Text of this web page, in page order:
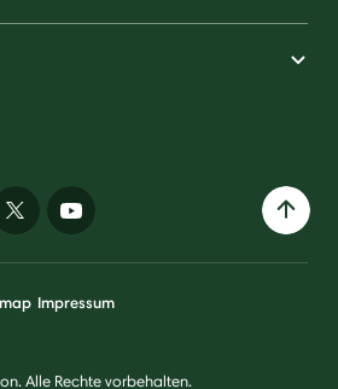
Impressum
Alle Rechte vorbehalten.